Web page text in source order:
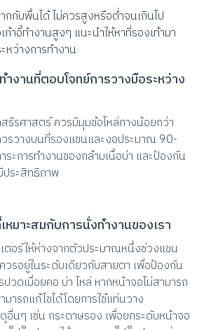
กกับพื้นได้ ไม่ควรสูงหรือต่ำจนเกินไป
าอี้ทำงานสูงๆ แนะนำให้หาที่รองเท้ามา
หว่างการทำงาน
งานที่ตอบโจทย์การวางมือระหว่าง
รศาสตร์ ควรมีมุมข้อไหล่กางน้อยกว่า
รวางบนที่รองแขนและงอประมาณ 90-
ะการทำงานของกล้ามเนื้อบ่า และป้องกัน
ประสิทธิภาพ
หมาะสมกับการนั่งทำงานของเรา
ตอร์ให้ห่างจากตัวประมาณหนึ่งช่วงแขน
รอยู่ในระดับเดียวกับสายตา เพื่อป้องกัน
วดเมื่อยคอ บ่า ไหล่ หากหน้าจอไม่สามารถ
ารถแก้ไขได้โดยการใช้แท่นวาง
อื่นๆ เช่น กระดาษรอง เพื่อยกระดับหน้าจอ